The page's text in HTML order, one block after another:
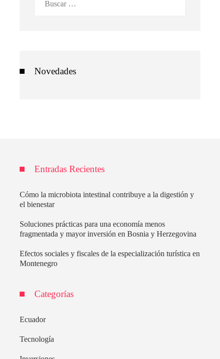
Novedades
Entradas Recientes
Cómo la microbiota intestinal contribuye a la digestión y
el bienestar
Soluciones prácticas para una economía menos
fragmentada y mayor inversión en Bosnia y Herzegovina
Efectos sociales y fiscales de la especialización turística en
Montenegro
Categorías
Ecuador
Tecnología